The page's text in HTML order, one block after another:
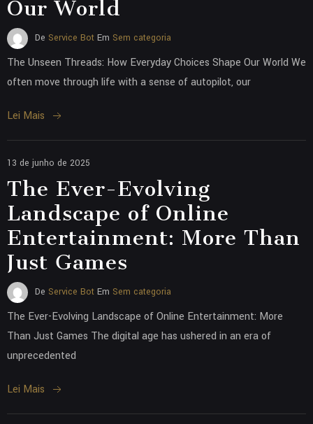
Our World
De Service Bot Em Sem categoria
The Unseen Threads: How Everyday Choices Shape Our World We
often move through life with a sense of autopilot, our
Lei Mais
13 de junho de 2025
The Ever-Evolving
Landscape of Online
Entertainment: More Than
Just Games
De Service Bot Em Sem categoria
The Ever-Evolving Landscape of Online Entertainment: More
Than Just Games The digital age has ushered in an era of
unprecedented
Lei Mais